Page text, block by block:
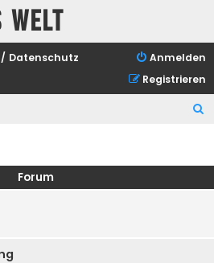
Welt
Datenschutz
Anmelden
Registrieren
e
Forum